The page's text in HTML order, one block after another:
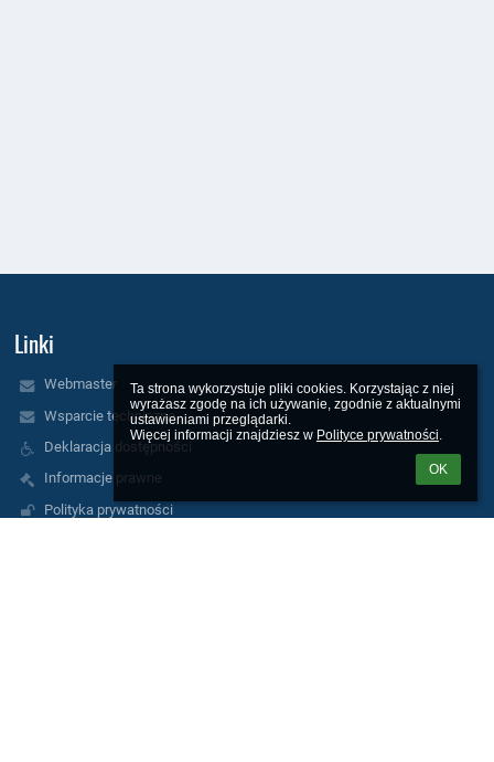
Ta strona wykorzystuje pliki cookies. Korzystając z niej
wyrażasz zgodę na ich używanie, zgodnie z aktualnymi
ustawieniami przeglądarki.
Więcej informacji znajdziesz w Polityce prywatności.
OK
Linki
Webmaster
Wsparcie techniczne
Deklaracja dostępności
Informacje prawne
Polityka prywatności